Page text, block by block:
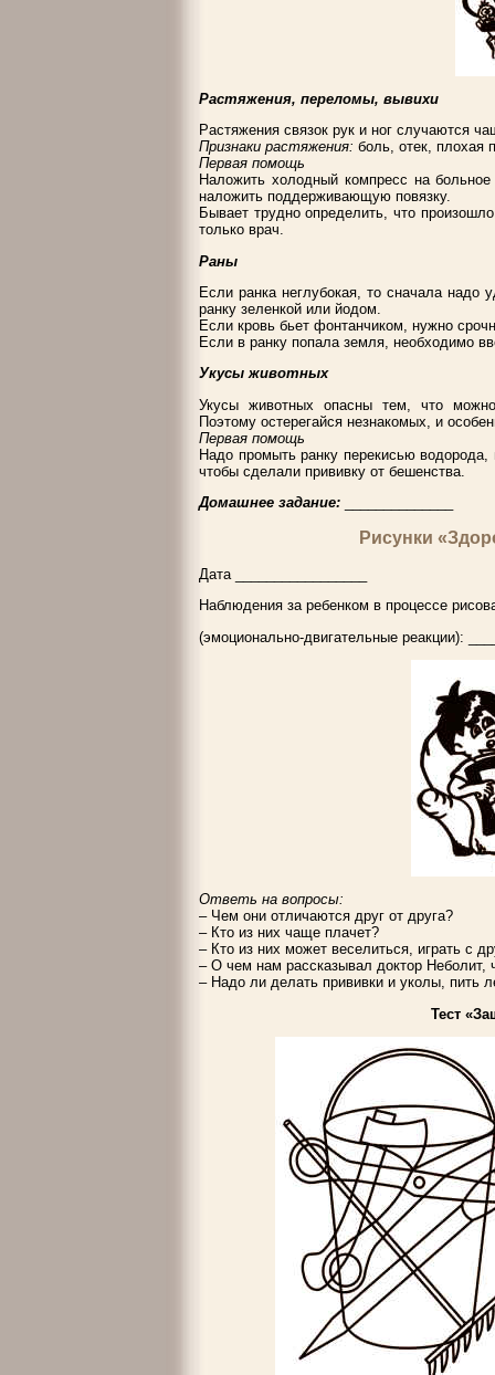
Растяжения, переломы, вывихи
Растяжения связок рук и ног случаются
Признаки растяжения: боль, отек, плохая
Первая помощь
Наложить холодный компресс на
наложить поддерживающую повязку.
Бывает трудно определить, что
только врач.
Раны
Если ранка неглубокая, то сначала надо
ранку зеленкой или йодом.
Если кровь бьет фонтанчиком, нужно
Если в ранку попала земля, необходимо
Укусы животных
Укусы животных опасны тем, что
Поэтому остерегайся незнакомых, и
Первая помощь
Надо промыть ранку перекисью
чтобы сделали прививку от бешенства.
Домашнее задание:
Рисунки
Дата _________________
Наблюдения за ребенком в процессе
(эмоционально-двигательные реакции):
Ответь на вопросы:
– Чем они отличаются друг от друга?
– Кто из них чаще плачет?
– Кто из них может веселиться, играть с
– О чем нам рассказывал доктор Неболит,
– Надо ли делать прививки и уколы, пить
Тест